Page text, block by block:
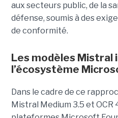
aux secteurs public, de la
défense, soumis à des
de conformité.
Les modèles Mistral
l’écosystème
Dans le cadre de ce
Mistral Medium 3.5 et